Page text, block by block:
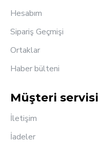
Hesabım
Sipariş Geçmişi
Ortaklar
Haber bülteni
Müşteri servisi
İletişim
İadeler